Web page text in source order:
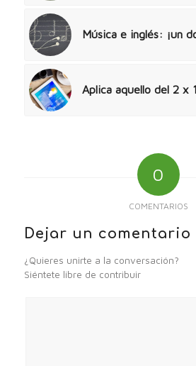
Música e inglés: ¡un
Aplica aquello del 2 x
0
COMENTARIOS
Dejar un comentario
¿Quieres unirte a la conversación?
Siéntete libre de contribuir